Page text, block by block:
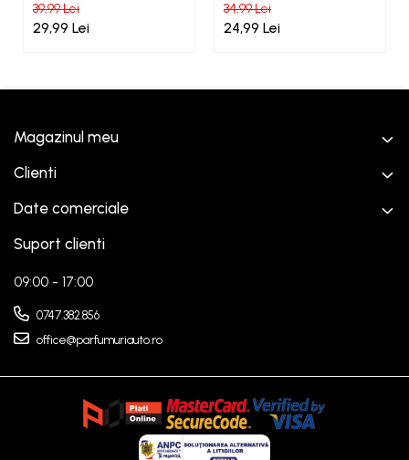
concentrat Essenza
Black
39,99 Lei
29,99 Lei
Essenza Lavanda
34,99 Lei
24,99 Lei
Magazinul meu
Clienti
Date comerciale
Suport clienti
09:00 - 17:00
0747.382.856
office@parfumuriauto.ro